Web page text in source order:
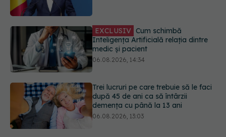
după 45 de ani ca să întârzii
demența cu până la 13 ani
06.08.2026, 13:03
unul dintre cele mai răspândite
mituri despre diabet
06.08.2026, 11:52